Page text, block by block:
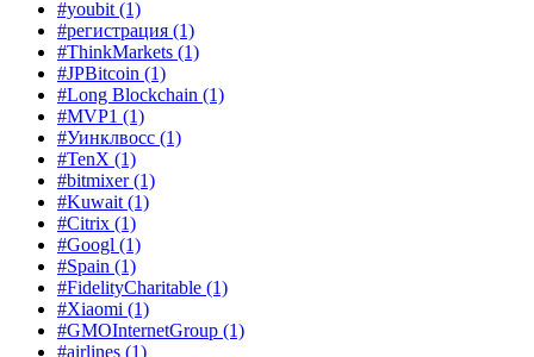
#youbit (1)
#регистрация (1)
#ThinkMarkets (1)
#JPBitcoin (1)
#Long Blockchain (1)
#MVP1 (1)
#Уинклвосс (1)
#TenX (1)
#bitmixer(1)
#Kuwait (1)
#Citrix (1)
#Googl (1)
#Spain (1)
#FidelityCharitable (1)
#Xiaomi (1)
#GMOInternetGroup (1)
#airlines (1)